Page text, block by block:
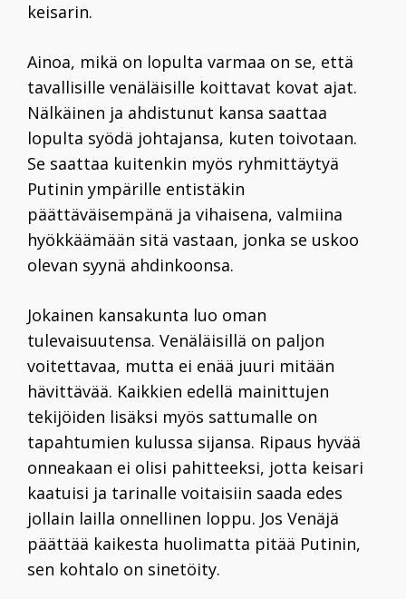
keisarin.
Ainoa, mikä on lopulta varmaa on se, että
tavallisille venäläisille koittavat kovat ajat.
Nälkäinen ja ahdistunut kansa saattaa
lopulta syödä johtajansa, kuten toivotaan.
Se saattaa kuitenkin myös ryhmittäytyä
Putinin ympärille entistäkin
päättäväisempänä ja vihaisena, valmiina
hyökkäämään sitä vastaan, jonka se uskoo
olevan syynä ahdinkoonsa.
Jokainen kansakunta luo oman
tulevaisuutensa. Venäläisillä on paljon
voitettavaa, mutta ei enää juuri mitään
hävittävää. Kaikkien edellä mainittujen
tekijöiden lisäksi myös sattumalle on
tapahtumien kulussa sijansa. Ripaus hyvää
onneakaan ei olisi pahitteeksi, jotta keisari
kaatuisi ja tarinalle voitaisiin saada edes
jollain lailla onnellinen loppu. Jos Venäjä
päättää kaikesta huolimatta pitää Putinin,
sen kohtalo on sinetöity.